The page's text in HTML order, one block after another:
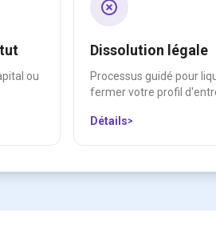
ou
Dissolution légale
Processus guidé pour
fermer votre profil
Détails>